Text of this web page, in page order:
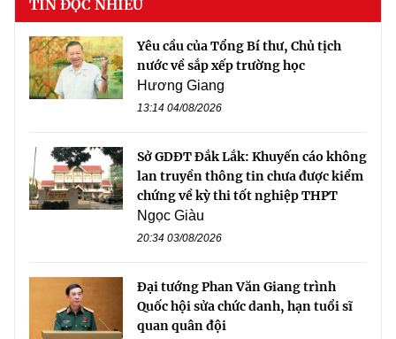
TIN ĐỌC NHIỀU
Yêu cầu của Tổng Bí thư, Chủ tịch
nước về sắp xếp trường học
Hương Giang
13:14 04/08/2026
Sở GDĐT Đắk Lắk: Khuyến cáo không
lan truyền thông tin chưa được kiểm
chứng về kỳ thi tốt nghiệp THPT
Ngọc Giàu
20:34 03/08/2026
Đại tướng Phan Văn Giang trình
Quốc hội sửa chức danh, hạn tuổi sĩ
quan quân đội